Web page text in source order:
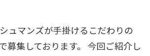
ュマンズが手掛けるこだわりの
募集しております。 今回ご紹介し